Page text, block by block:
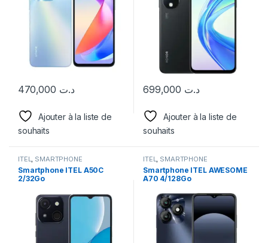
د.ت
Ajouter à la liste de
souhaits
د.ت
Ajouter à la liste de
souhaits
ITEL, SMARTPHONE
Smartphone ITEL A50C
2/32Go
ITEL, SMARTPHONE
Smartphone ITEL AWESOME
A70 4/128Go